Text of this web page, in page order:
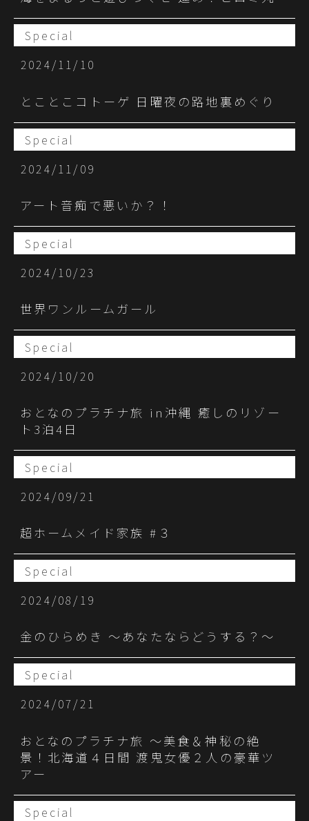
Special
2024/11/10
とことこコトーゲ 日曜夜の路地裏めぐり
Special
2024/11/09
アート音痴で悪いか？！
Special
2024/10/23
世界ワンルームガール
Special
2024/10/20
おとなのプラチナ旅 in沖縄 癒しのリゾー
ト3泊4日
Special
2024/09/21
超ホームメイド家族 #３
Special
2024/08/19
金のひらめき 〜あなたならどうする？〜
Special
2024/07/21
おとなのプラチナ旅 ～美食＆神秘の絶
景！北海道４日間 渡鬼女優２人の豪華ツ
アー
Special